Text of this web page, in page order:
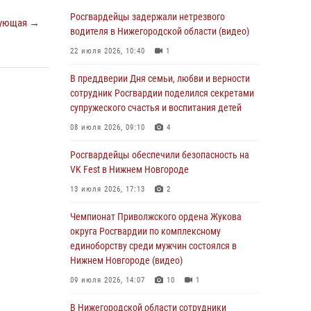
→
Росгвардии «по горячим следам» задержали
правонарушителя за стрельбу
17 июля 2026, 05:17
В Нижегородской области продолжаются
мероприятия в рамках всероссийской
ведомственной акции «Каникулы с
Росгвардейцы обеспечили безопасность на
VK Fest в Нижнем Новгороде
Нижегородские росгвардейцы за
прошедшую неделю выезжали более 750 раз
по сигналу «тревога»
13 июля 2026, 06:45
Росгвардейцы предотвратили серию краж в
Росгвардейцы задержали нетрезвого
водителя в Нижегородской области (видео)
22 июля 2026, 10:40 1
В преддверии Дня семьи, любви и верности
сотрудник Росгвардии поделился секретами
супружеского счастья и воспитания детей
08 июля 2026, 09:10 4
Росгвардейцы обеспечили безопасность на
VK Fest в Нижнем Новгороде
13 июля 2026, 17:13 2
Чемпионат Приволжского ордена Жукова
округа Росгвардии по комплексному
единоборству среди мужчин состоялся в
Нижнем Новгороде (видео)
09 июля 2026, 14:07 10 1
В Нижегородской области сотрудники